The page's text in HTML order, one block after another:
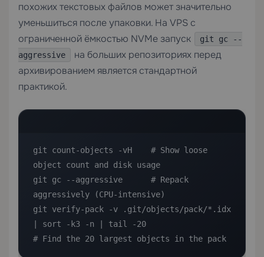
похожих текстовых файлов может значительно
уменьшиться после упаковки. На VPS с
ограниченной ёмкостью NVMe запуск
git gc --
aggressive
на больших репозиториях перед
архивированием является стандартной
практикой.
git count-objects -vH    # Show loose
object count and disk usage
git gc --aggressive      # Repack
aggressively (CPU-intensive)
git verify-pack -v .git/objects/pack/*.idx
| sort -k3 -n | tail -20
# Find the 20 largest objects in the pack